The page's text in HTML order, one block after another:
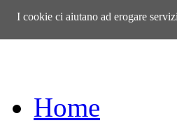
Sabato, 08
Home
I cookie ci aiutano ad erogare